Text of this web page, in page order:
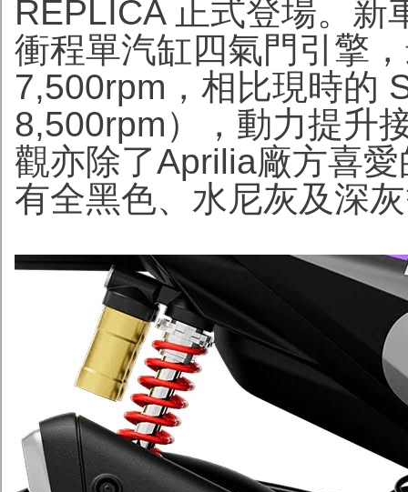
REPLICA 正式登場。
衝程單汽缸四氣門引擎
7,500rpm，相比現時的
8,500rpm），動力提升
觀亦除了Aprilia廠方喜
有全黑色、水尼灰及深